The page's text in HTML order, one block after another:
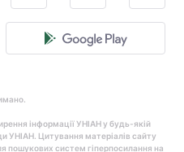
інформації УНІАН у будь-якій
УНІАН. Цитування матеріалів сайту
пошукових систем гіперпосилання на